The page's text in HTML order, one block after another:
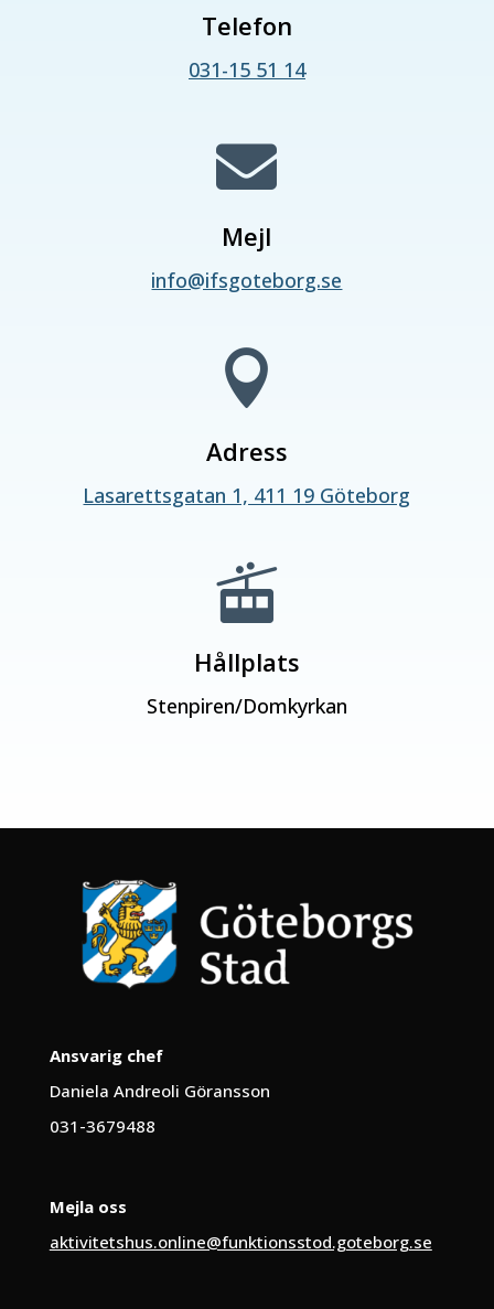
Telefon
031-15 51 14

Mejl
info@ifsgoteborg.se

Adress
Lasarettsgatan 1, 411 19 Göteborg

Hållplats
Stenpiren/Domkyrkan
Ansvarig chef
Daniela Andreoli Göransson
031-3679488
Mejla oss
aktivitetshus.online@funktionsstod.goteborg.se